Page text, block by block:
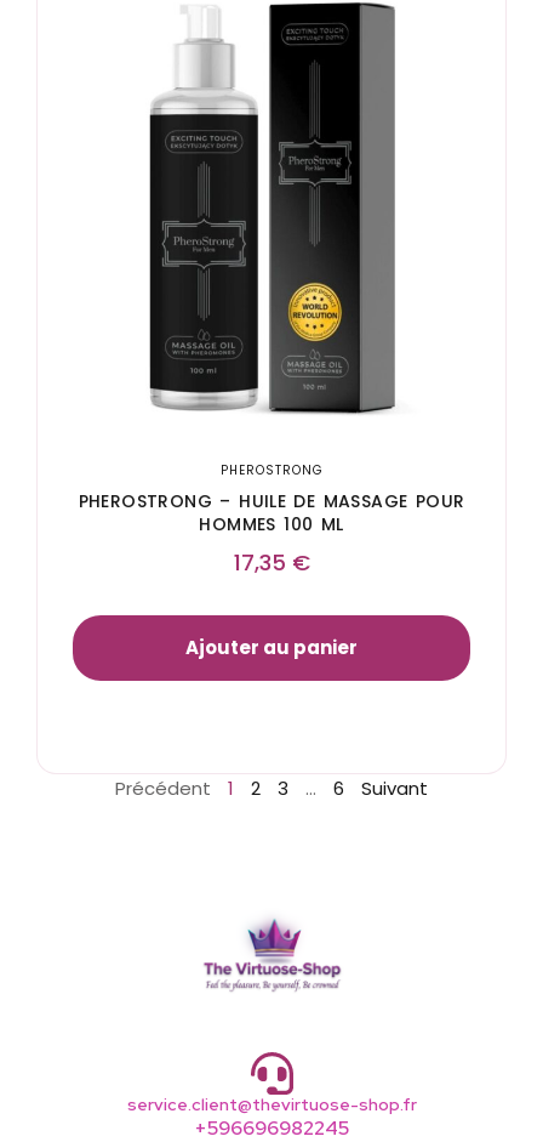
PHEROSTRONG
PHEROSTRONG – HUILE DE MASSAGE POUR
HOMMES 100 ML
17,35 €
Ajouter au panier
Précédent 1 2 3 … 6 Suivant
service.client@thevirtuose-shop.fr
+596696982245